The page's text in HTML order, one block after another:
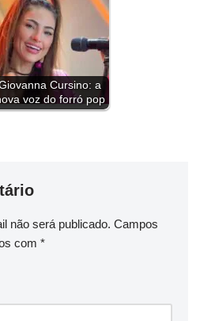
Cursino: a
voz do forró pop
não será publicado. Campos
com *